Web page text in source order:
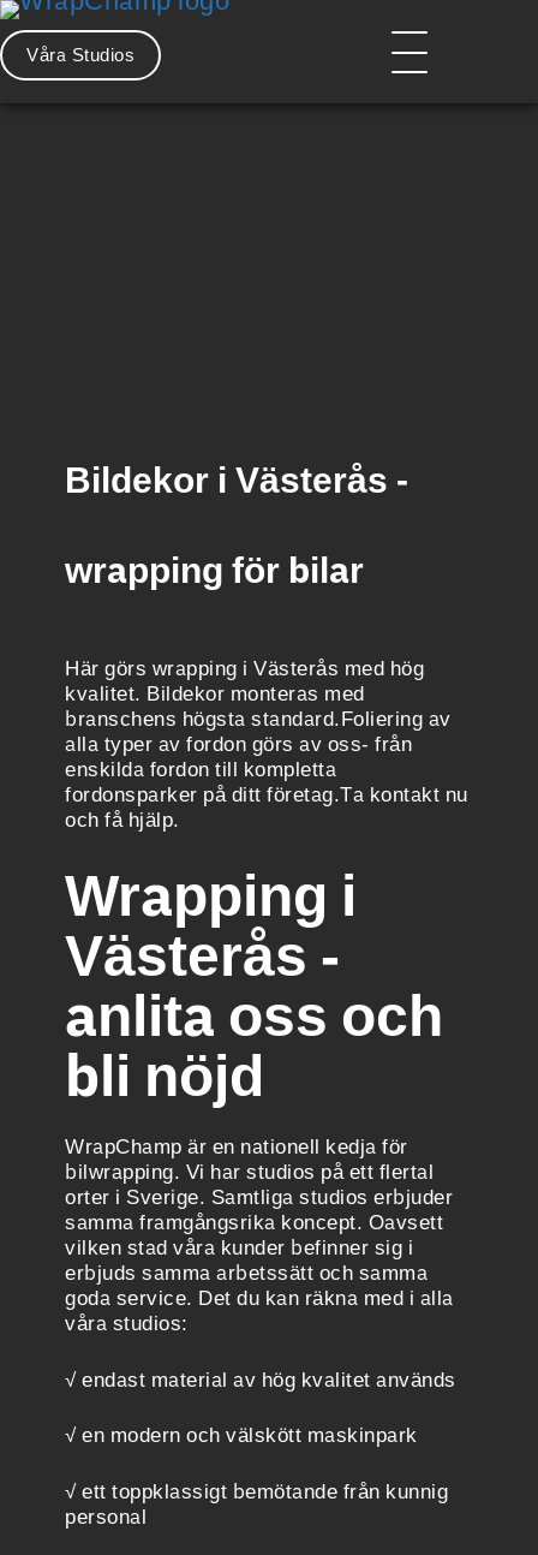
Hoppa
till
innehåll
Våra Studios
Bildekor i Västerås -
wrapping för bilar
Här görs wrapping i Västerås med hög
kvalitet. Bildekor monteras med
branschens högsta standard.Foliering av
alla typer av fordon görs av oss- från
enskilda fordon till kompletta
fordonsparker på ditt företag.Ta kontakt nu
och få hjälp.
Wrapping i
Västerås -
anlita oss och
bli nöjd
WrapChamp är en nationell kedja för
bilwrapping. Vi har studios på ett flertal
orter i Sverige. Samtliga studios erbjuder
samma framgångsrika koncept. Oavsett
vilken stad våra kunder befinner sig i
erbjuds samma arbetssätt och samma
goda service. Det du kan räkna med i alla
våra studios:
√ endast material av hög kvalitet används
√ en modern och välskött maskinpark
√ ett toppklassigt bemötande från kunnig
personal